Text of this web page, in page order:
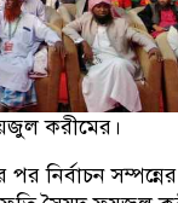
করীমের।
নির্বাচন